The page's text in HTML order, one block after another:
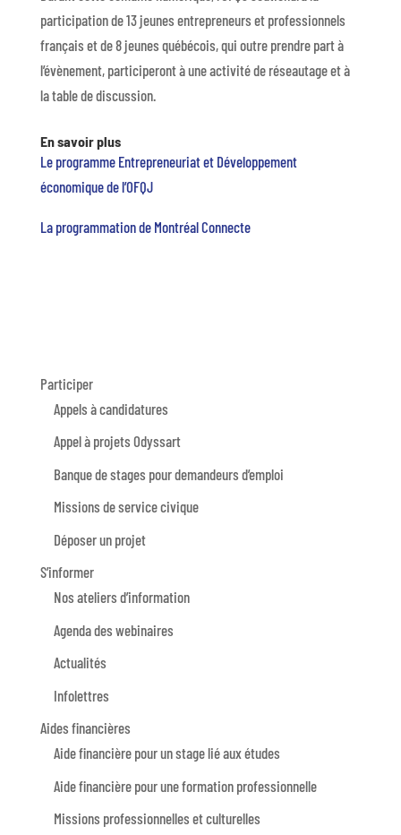
participation de 13 jeunes entrepreneurs et professionnels
français et de 8 jeunes québécois, qui outre prendre part à
l’évènement, participeront à une activité de réseautage et à
la table de discussion.
En savoir plus
Le programme Entrepreneuriat et Développement
économique de l’OFQJ
La programmation de Montréal Connecte
Participer
Appels à candidatures
Appel à projets Odyssart
Banque de stages pour demandeurs d’emploi
Missions de service civique
Déposer un projet
S’informer
Nos ateliers d’information
Agenda des webinaires
Actualités
Infolettres
Aides financières
Aide financière pour un stage lié aux études
Aide financière pour une formation professionnelle
Missions professionnelles et culturelles